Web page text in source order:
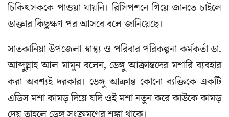
চিকিৎসককে পাওয়া যায়নি। রিসিপশনে গিয়ে জানতে চাইলে
ডাক্তার কিছুক্ষণ পর আসবে বলে জানিয়েছে।
সাতকানিয়া উপজেলা স্বাস্থ্য ও পরিবার পরিকল্পনা কর্মকর্তা ডা.
আব্দুল্লাহ আল মামুন বলেন, ডেঙ্গু আক্রান্তদের মশারি ব্যবহার
করা অবশ্যই দরকার। ডেঙ্গু আক্রান্ত কোনো ব্যক্তিকে একটি
এডিস মশা কামড় দিয়ে যদি ওই মশা নতুন করে কাউকে কামড়